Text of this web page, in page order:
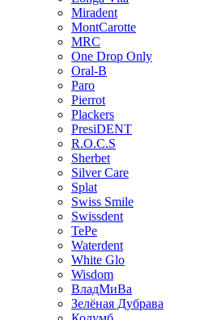
Miradent
MontCarotte
MRC
One Drop Only
Oral-B
Paro
Pierrot
Plackers
PresiDENT
R.O.C.S
Sherbet
Silver Care
Splat
Swiss Smile
Swissdent
TePe
Waterdent
White Glo
Wisdom
ВладМиВа
Зелёная Дубрава